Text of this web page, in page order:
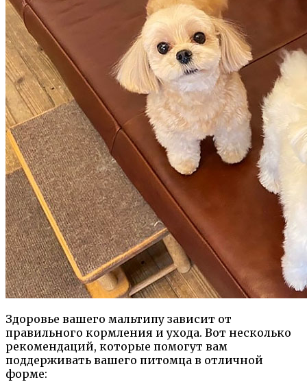
Здоровье вашего мальтипу зависит от
правильного кормления и ухода. Вот несколько
рекомендаций, которые помогут вам
поддерживать вашего питомца в отличной
форме: